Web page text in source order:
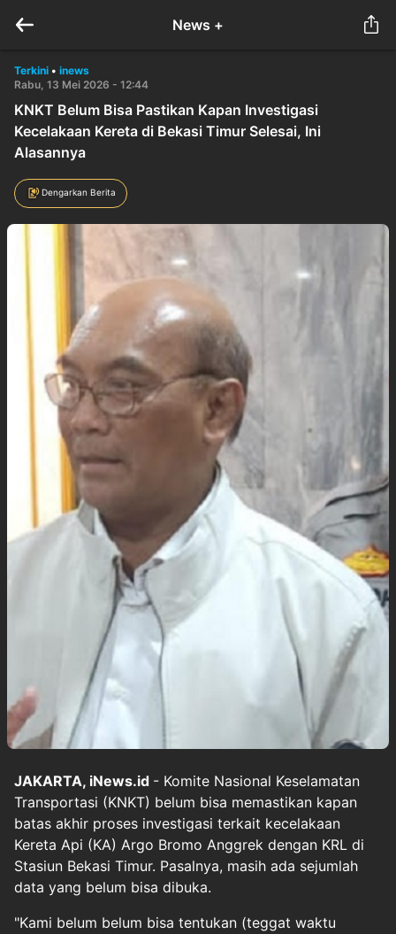
News +
Terkini • inews
Rabu, 13 Mei 2026 - 12:44
KNKT Belum Bisa Pastikan Kapan Investigasi
Kecelakaan Kereta di Bekasi Timur Selesai, Ini
Alasannya
Dengarkan Berita
JAKARTA, iNews.id - Komite Nasional Keselamatan
Transportasi (KNKT) belum bisa memastikan kapan
batas akhir proses investigasi terkait kecelakaan
Kereta Api (KA) Argo Bromo Anggrek dengan KRL di
Stasiun Bekasi Timur. Pasalnya, masih ada sejumlah
data yang belum bisa dibuka.
"Kami belum belum bisa tentukan (teggat waktu